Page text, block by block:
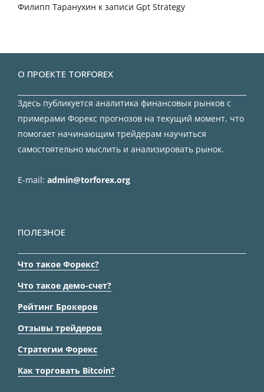
Филипп Таранухин к записи Gpt Strategy
О ПРОЕКТЕ TORFOREX
Здесь публикуется аналитика финансовых рынков с
примерами Форекс прогнозов на текущий момент, что
помогает начинающим трейдерам научиться
самостоятельно мыслить и анализировать рынок.
E-mail: admin@torforex.org
ПОЛЕЗНОЕ
Что такое Форекс?
Что такое демо-счет?
Рейтинг Брокеров
Отзывы трейдеров
Стратегии Форекс
Как торговать Bitcoin?